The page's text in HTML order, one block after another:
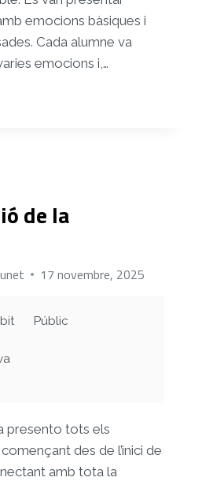
emocions bàsiques i
Cada alumne va
emocions i,…
de la
17 novembre, 2025
Públic
presento tots els
des de l’inici de
amb tota la